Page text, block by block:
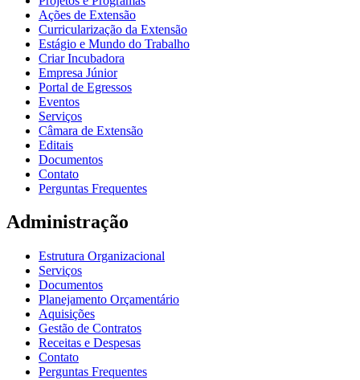
Ações de Extensão
Curricularização da Extensão
Estágio e Mundo do Trabalho
Criar Incubadora
Empresa Júnior
Portal de Egressos
Eventos
Serviços
Câmara de Extensão
Editais
Documentos
Contato
Perguntas Frequentes
Administração
Estrutura Organizacional
Serviços
Documentos
Planejamento Orçamentário
Aquisições
Gestão de Contratos
Receitas e Despesas
Contato
Perguntas Frequentes